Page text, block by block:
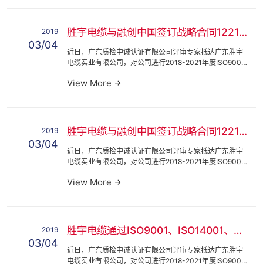
2019
03/04
胜宇电缆与融创中国签订战略合同122112
近日，广东质检中诚认证有限公司评审专家抵达广东胜宇
电缆实业有限公司，对公司进行2018-2021年度ISO9001
职业健康安全近日，广东质检中诚认证有限公司评审专家
View More
2019
03/04
胜宇电缆与融创中国签订战略合同1221122112
近日，广东质检中诚认证有限公司评审专家抵达广东胜宇
电缆实业有限公司，对公司进行2018-2021年度ISO9001
职业健康安全近日，广东质检中诚认证有限公司评审专家
View More
2019
03/04
胜宇电缆通过ISO9001、ISO14001、OHSAS18001212112
近日，广东质检中诚认证有限公司评审专家抵达广东胜宇
电缆实业有限公司，对公司进行2018-2021年度ISO9001